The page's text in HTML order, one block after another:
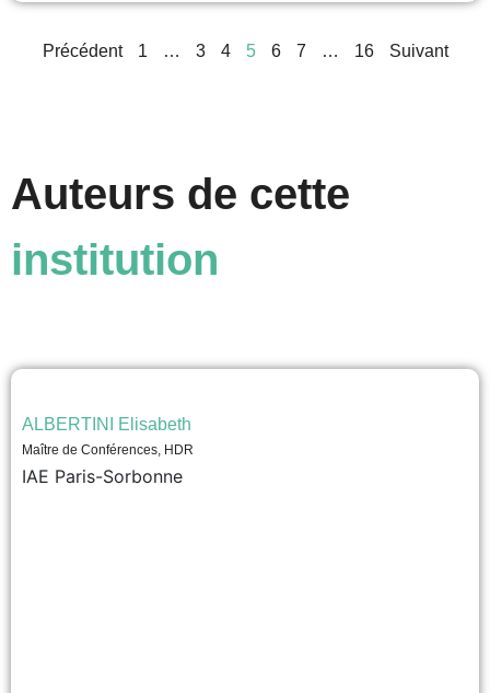
Précédent 1 … 3 4 5 6 7 … 16 Suivant
Auteurs de cette
institution
ALBERTINI Elisabeth
Maître de Conférences, HDR
IAE Paris-Sorbonne